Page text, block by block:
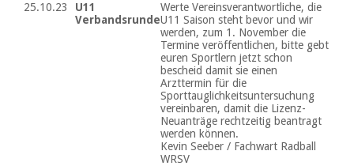
25.10.23
U11
Verbandsrunde
Werte Vereinsverantwortliche, die
U11 Saison steht bevor und wir
werden, zum 1. November die
Termine veröffentlichen, bitte gebt
euren Sportlern jetzt schon
bescheid damit sie einen
Arzttermin für die
Sporttauglichkeitsuntersuchung
vereinbaren, damit die Lizenz-
Neuanträge rechtzeitig beantragt
werden können.
Kevin Seeber / Fachwart Radball
WRSV